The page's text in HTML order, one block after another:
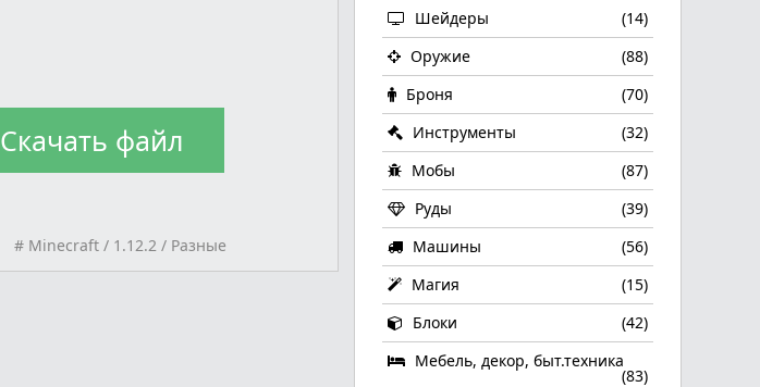
Скачать файл
# Minecraft/ 1.12.2/ Разные
Шейдеры
(14)
Оружие
(88)
Броня
(70)
Инструменты
(32)
Мобы
(87)
Руды
(39)
Машины
(56)
Магия
(15)
Блоки
(42)
Мебель, декор, быт.техника
(83)